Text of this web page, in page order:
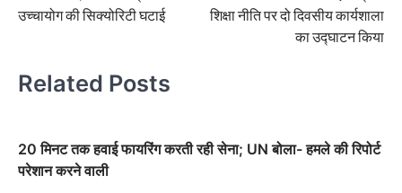
उच्चायोग की सिक्योरिटी घटाई
शिक्षा नीति पर दो दिवसीय कार्यशाला
का उद्घाटन किया
Related Posts
20 मिनट तक हवाई फायरिंग करती रही सेना; UN बोला- हमले की रिपोर्ट
परेशान करने वाली